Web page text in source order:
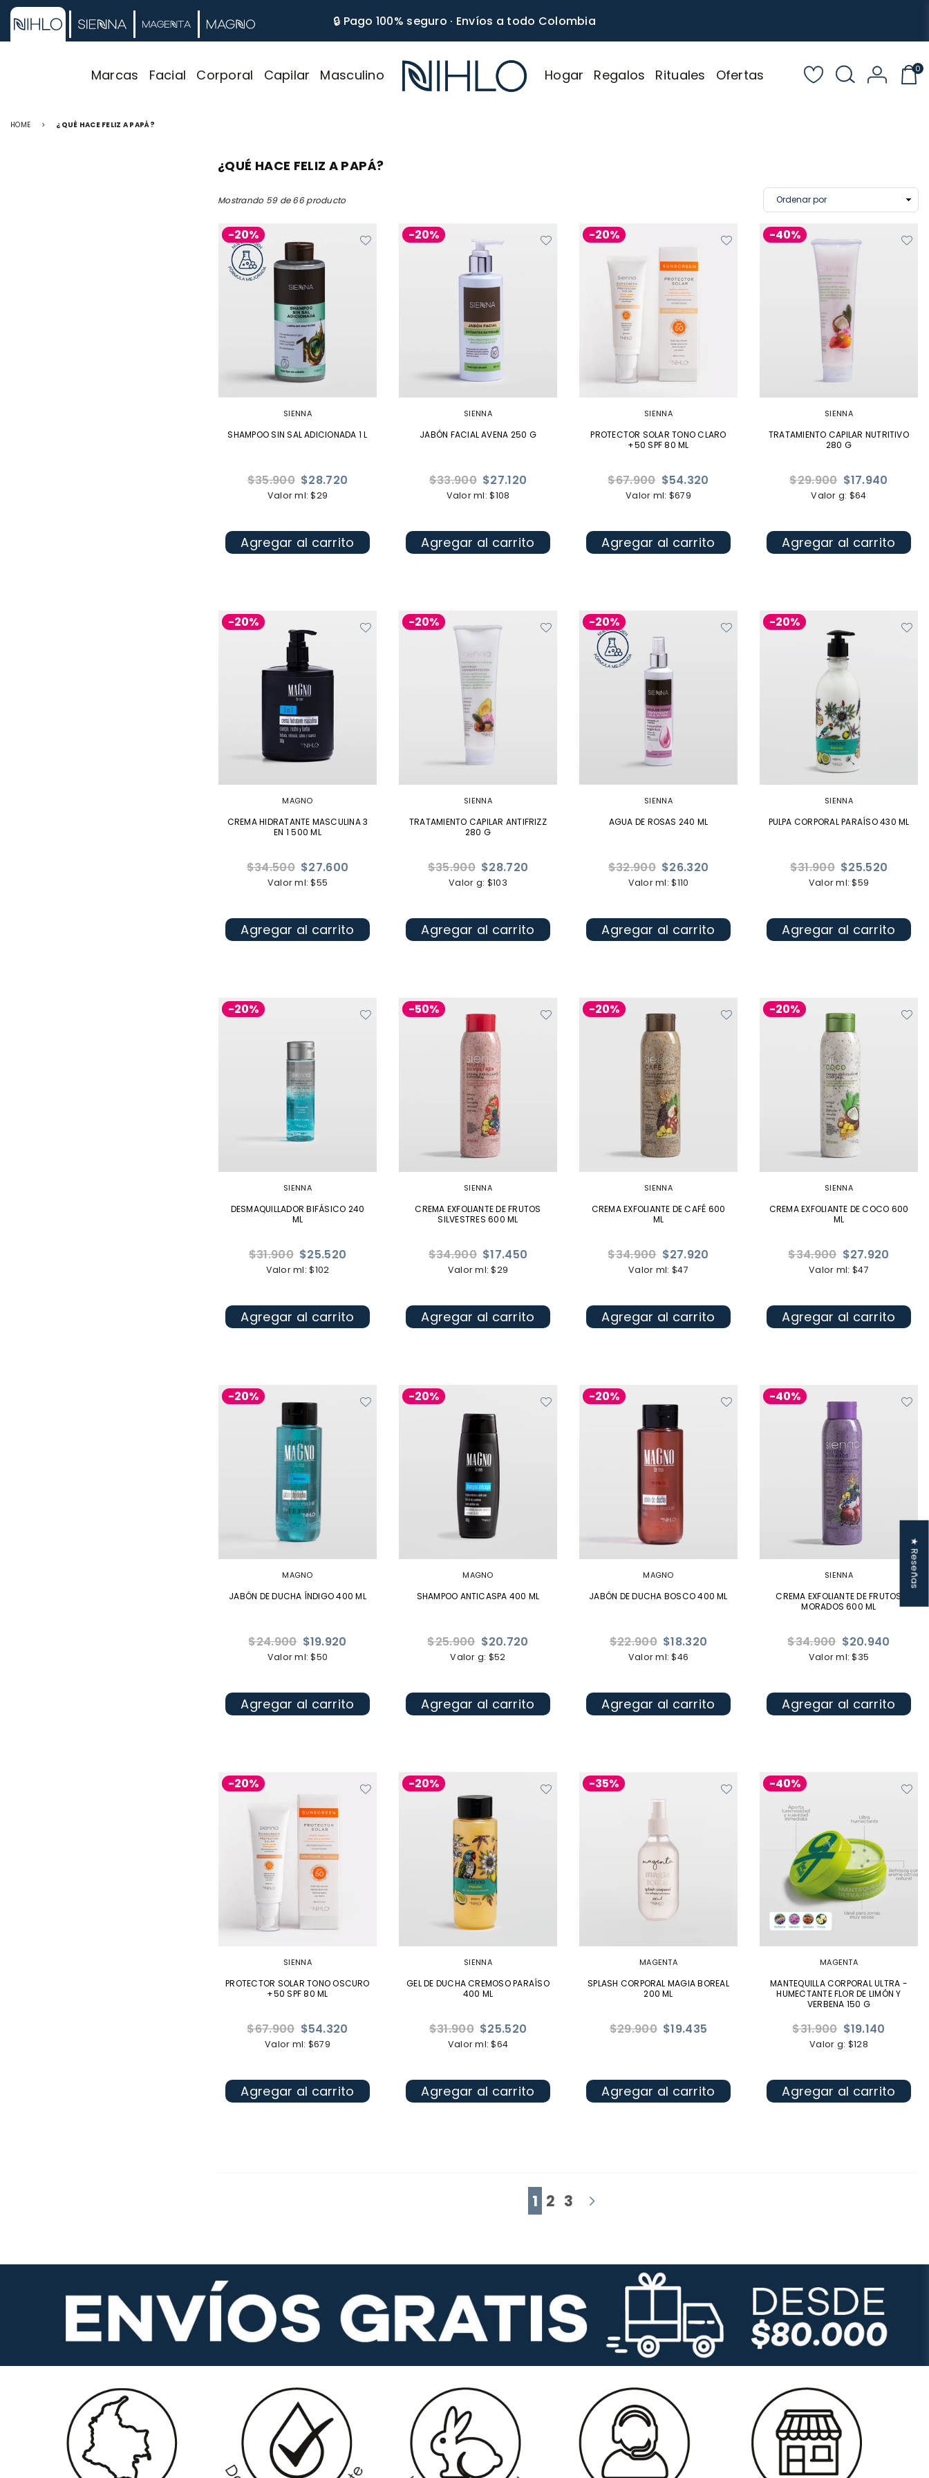
🔒 Pago 100% seguro · Envíos a todo Colombia
Marcas Facial Corporal Capilar Masculino Hogar Regalos Rituales Ofertas 0
HOME > ¿QUÉ HACE FELIZ A PAPÁ?
¿QUÉ HACE FELIZ A PAPÁ?
Mostrando 59 de 66 producto
-20%
SIENNA
SHAMPOO SIN SAL ADICIONADA 1 L
Precio
habitual
$35.900 $28.720
Valor ml: $29
Agregar al carrito
-20%
SIENNA
JABÓN FACIAL AVENA 250 G
Precio
habitual
$33.900 $27.120
Valor ml: $108
Agregar al carrito
-20%
SIENNA
PROTECTOR SOLAR TONO CLARO
+50 SPF 80 ML
Precio
habitual
$67.900 $54.320
Valor ml: $679
Agregar al carrito
-40%
SIENNA
TRATAMIENTO CAPILAR NUTRITIVO
280 G
Precio
habitual
$29.900 $17.940
Valor g: $64
Agregar al carrito
-20%
MAGNO
CREMA HIDRATANTE MASCULINA 3
EN 1 500 ML
Precio
habitual
$34.500 $27.600
Valor ml: $55
Agregar al carrito
-20%
SIENNA
TRATAMIENTO CAPILAR ANTIFRIZZ
280 G
Precio
habitual
$35.900 $28.720
Valor g: $103
Agregar al carrito
-20%
SIENNA
AGUA DE ROSAS 240 ML
Precio
habitual
$32.900 $26.320
Valor ml: $110
Agregar al carrito
-20%
SIENNA
PULPA CORPORAL PARAÍSO 430 ML
Precio
habitual
$31.900 $25.520
Valor ml: $59
Agregar al carrito
-20%
SIENNA
DESMAQUILLADOR BIFÁSICO 240
ML
Precio
habitual
$31.900 $25.520
Valor ml: $102
Agregar al carrito
-50%
SIENNA
CREMA EXFOLIANTE DE FRUTOS
SILVESTRES 600 ML
Precio
habitual
$34.900 $17.450
Valor ml: $29
Agregar al carrito
-20%
SIENNA
CREMA EXFOLIANTE DE CAFÉ 600
ML
Precio
habitual
$34.900 $27.920
Valor ml: $47
Agregar al carrito
-20%
SIENNA
CREMA EXFOLIANTE DE COCO 600
ML
Precio
habitual
$34.900 $27.920
Valor ml: $47
Agregar al carrito
-20%
MAGNO
JABÓN DE DUCHA ÍNDIGO 400 ML
Precio
habitual
$24.900 $19.920
Valor ml: $50
Agregar al carrito
-20%
MAGNO
SHAMPOO ANTICASPA 400 ML
Precio
habitual
$25.900 $20.720
Valor g: $52
Agregar al carrito
-20%
MAGNO
JABÓN DE DUCHA BOSCO 400 ML
Precio
habitual
$22.900 $18.320
Valor ml: $46
Agregar al carrito
-40%
SIENNA
CREMA EXFOLIANTE DE FRUTOS
MORADOS 600 ML
Precio
habitual
$34.900 $20.940
Valor ml: $35
Agregar al carrito
-20%
SIENNA
PROTECTOR SOLAR TONO OSCURO
+50 SPF 80 ML
Precio
habitual
$67.900 $54.320
Valor ml: $679
Agregar al carrito
-20%
SIENNA
GEL DE DUCHA CREMOSO PARAÍSO
400 ML
Precio
habitual
$31.900 $25.520
Valor ml: $64
Agregar al carrito
-35%
MAGENTA
SPLASH CORPORAL MAGIA BOREAL
200 ML
Precio
$29.900 $19.435
Agregar al carrito
-40%
MAGENTA
MANTEQUILLA CORPORAL ULTRA -
HUMECTANTE FLOR DE LIMÓN Y
VERBENA 150 G
Precio
habitual
$31.900 $19.140
Valor g: $128
Agregar al carrito
1 2 3
★ Reseñas